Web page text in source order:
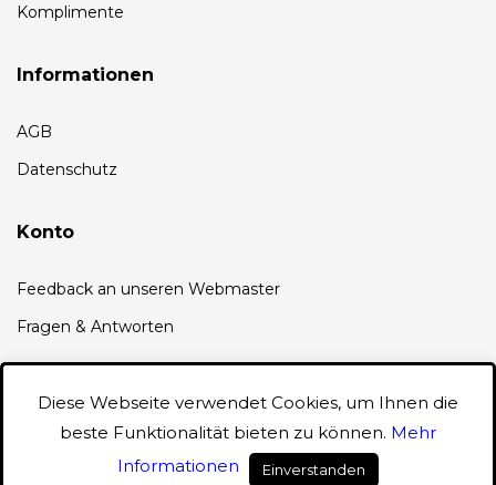
Komplimente
Informationen
AGB
Datenschutz
Konto
Feedback an unseren Webmaster
Fragen & Antworten
Diese Webseite verwendet Cookies, um Ihnen die
beste Funktionalität bieten zu können. Mehr
Informationen
Einverstanden